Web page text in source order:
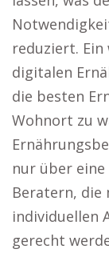
reduziert.
digitalen
die besten
Wohnort zu
nur über
Beratern, die
individuellen
gerecht